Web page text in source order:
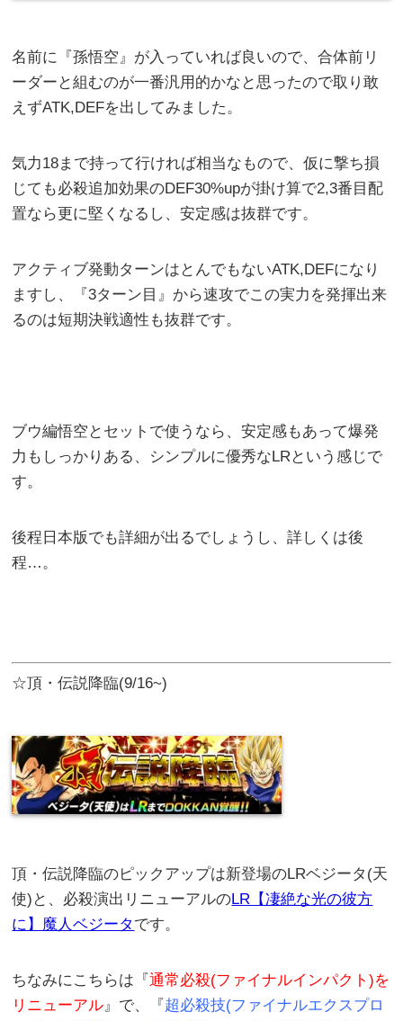
名前に『孫悟空』が入っていれば良いので、合体前リ
ーダーと組むのが一番汎用的かなと思ったので取り敢
えずATK,DEFを出してみました。
気力18まで持って行ければ相当なもので、仮に撃ち損
じても必殺追加効果のDEF30%upが掛け算で2,3番目配
置なら更に堅くなるし、安定感は抜群です。
アクティブ発動ターンはとんでもないATK,DEFになり
ますし、『3ターン目』から速攻でこの実力を発揮出来
るのは短期決戦適性も抜群です。
ブウ編悟空とセットで使うなら、安定感もあって爆発
力もしっかりある、シンプルに優秀なLRという感じで
す。
後程日本版でも詳細が出るでしょうし、詳しくは後
程…。
☆頂・伝説降臨(9/16~)
頂・伝説降臨のピックアップは新登場のLRベジータ(天
使)と、必殺演出リニューアルのLR【凄絶な光の彼方
に】魔人ベジータ です。
ちなみにこちらは『通常必殺(ファイナルインパクト)を
リニューアル』で、『 超必殺技(ファイナルエクスプロ